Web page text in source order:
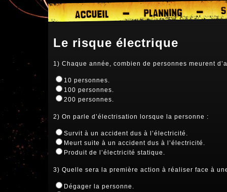
Le risque électrique
1) Chaque année, combien de personnes meurent
10 personnes.
100 personnes.
200 personnes.
2) On parle d’électrisation lorsque la personne :
Survit à un accident dus à l’électricité.
Meurt suite à un accident dus à l’électricité.
Produit de l’électricité statique.
3) Quelle sera la première action à réaliser face à
Dégager la personne.